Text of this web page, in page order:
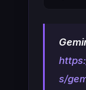
s/